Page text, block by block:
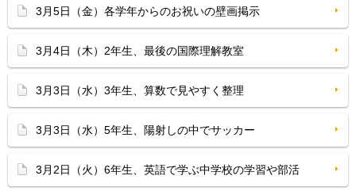
3月5日（金）各学年からのお祝いの壁画掲示
3月4日（木）2年生、最後の国際理解教室
3月3日（水）3年生、算数で見やすく整理
3月3日（水）5年生、陽射しの中でサッカー
3月2日（火）6年生、英語で学ぶ中学校の学習や部活